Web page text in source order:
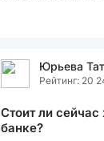
Юрьева
Рейтинг: 20
Стоит ли сейчас
банке?